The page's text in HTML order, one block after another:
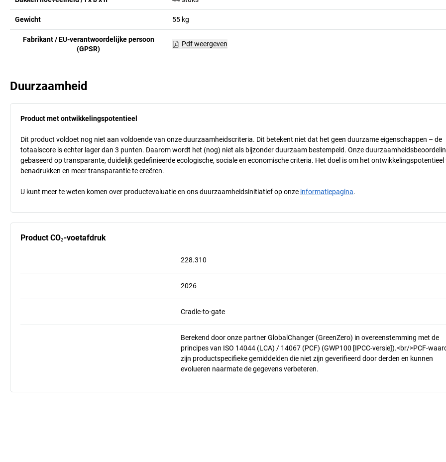
Gewicht 55 kg
Fabrikant / EU-verantwoordelijke persoon
(GPSR)
Pdf weergeven
Duurzaamheid
Product met ontwikkelingspotentieel
Dit product voldoet nog niet aan voldoende van onze duurzaamheidscriteria. Dit betekent niet dat het geen duurzame eigenschappen – de
totaalscore is echter lager dan 3 punten. Daarom wordt het (nog) niet als bijzonder duurzaam bestempeld. Onze
gebaseerd op transparante, duidelijk gedefinieerde ecologische, sociale en economische criteria. Het doel is om het ontwikkelingspotentieel
benadrukken en meer transparantie te creëren.
U kunt meer te weten komen over productevaluatie en ons duurzaamheidsinitiatief op onze informatiepagina.
Product CO₂-voetafdruk
228.310
2026
Cradle-to-gate
Berekend door onze partner GlobalChanger (GreenZero) in overeenstemming met de
principes van ISO 14044 (LCA) / 14067 (PCF) (GWP100 [IPCC-versie]).<br/>PCF-
zijn productspecifieke gemiddelden die niet zijn geverifieerd door derden en kunnen
evolueren naarmate de gegevens verbeteren.